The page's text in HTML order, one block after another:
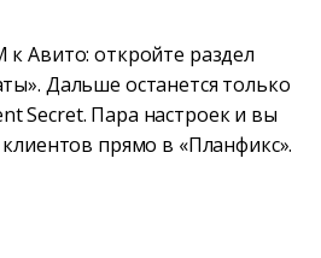
Авито: откройте раздел
Дальше останется только
Secret. Пара настроек и вы
прямо в «Планфикс».